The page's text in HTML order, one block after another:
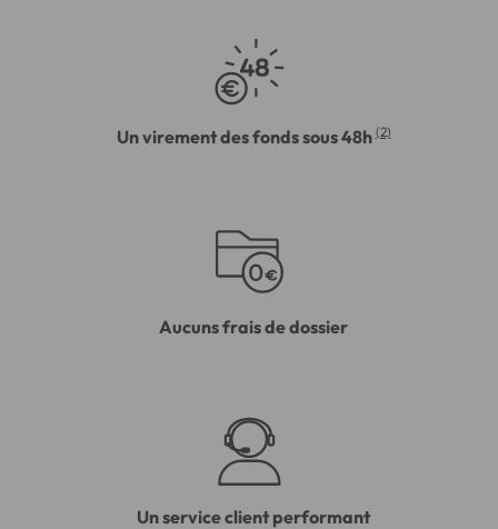
Un virement des fonds sous 48h (2)
Aucuns frais de dossier
Un service client performant